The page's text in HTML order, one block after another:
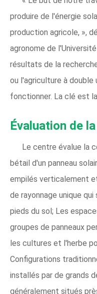
produire de l'énergie
production agricole, »,
agronome de
résultats de la
ou l'agriculture à
fonctionner. La clé est
Évaluation de
Le centre évalue la
bétail d'un panneau
empilés verticalement
de rayonnage unique
pieds du sol; Les
groupes de panneaux
les cultures et l'herbe
Configurations
installés par de grands
généralement situés